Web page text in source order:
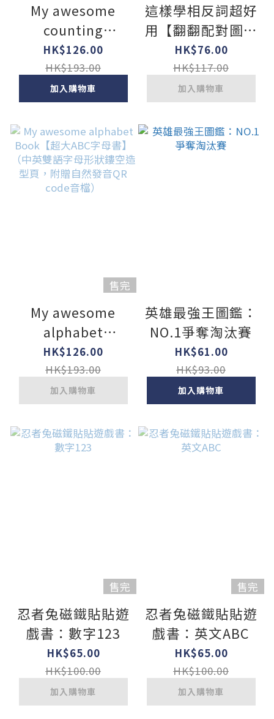
My awesome
counting
Book【超大123數
字書】（中英雙語
數字形狀鏤空造型
頁，附贈數數遊戲
QR code音檔）
HK$126.00
HK$193.00
加入購物車
這樣學相反詞超好
用【翻翻配對圖像
記憶，輕鬆學會
200個語詞用法】
HK$76.00
HK$117.00
加入購物車
售完
My awesome
alphabet
Book【超大ABC
字母書】（中英雙
語字母形狀鏤空造
型頁，附贈自然發
音QR code音檔）
HK$126.00
HK$193.00
加入購物車
英雄最強王圖鑑：
NO.1爭奪淘汰賽
HK$61.00
HK$93.00
加入購物車
售完
忍者兔磁鐵貼貼遊
戲書：數字123
HK$65.00
HK$100.00
加入購物車
售完
忍者兔磁鐵貼貼遊
戲書：英文ABC
HK$65.00
HK$100.00
加入購物車